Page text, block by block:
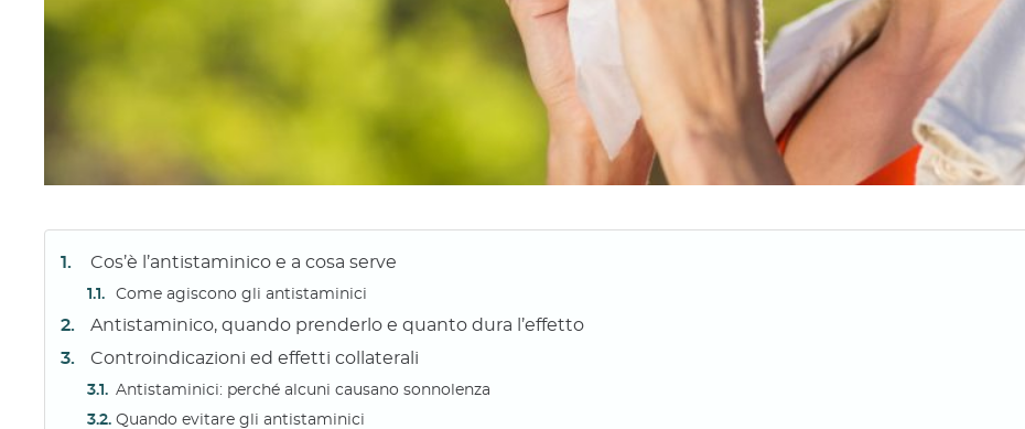
Cos’è l’antistaminico e a cosa serve
Come agiscono gli antistaminici
Antistaminico, quando prenderlo e quanto dura l’effetto
Controindicazioni ed effetti collaterali
Antistaminici: perché alcuni causano sonnolenza
Quando evitare gli antistaminici